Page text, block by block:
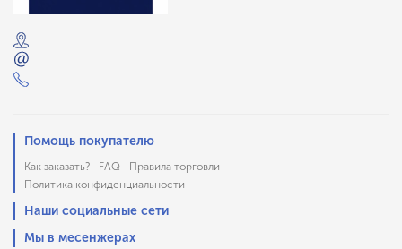
Помощь покупателю
Как заказать? FAQ
Правила торговли
Политика конфиденциальности
Наши социальные сети
Мы в месенжерах